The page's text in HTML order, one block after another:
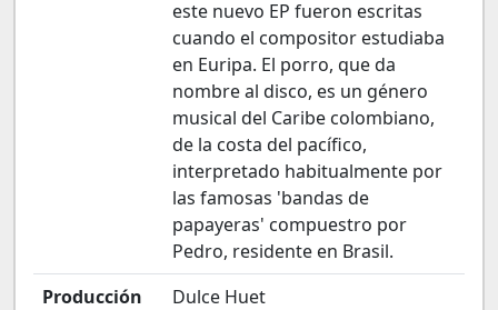
este nuevo EP fueron escritas
cuando el compositor estudiaba
en Euripa. El porro, que da
nombre al disco, es un género
musical del Caribe colombiano,
de la costa del pacífico,
interpretado habitualmente por
las famosas 'bandas de
papayeras' compuestro por
Pedro, residente en Brasil.
Producción
Dulce Huet